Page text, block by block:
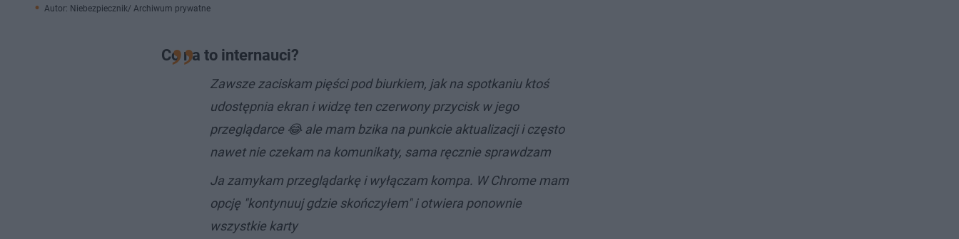
Autor: Niebezpiecznik/ Archiwum prywatne
Co na to internauci?
Zawsze zaciskam pięści pod biurkiem, jak na spotkaniu ktoś
udostępnia ekran i widzę ten czerwony przycisk w jego
przeglądarce 😂 ale mam bzika na punkcie aktualizacji i często
nawet nie czekam na komunikaty, sama ręcznie sprawdzam
Ja zamykam przeglądarkę i wyłączam kompa. W Chrome mam
opcję "kontynuuj gdzie skończyłem" i otwiera ponownie
wszystkie karty